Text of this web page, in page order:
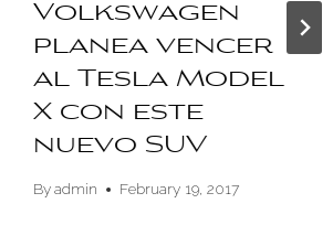
Volkswagen
planea vencer
al Tesla Model
X con este
nuevo SUV
By admin February 19, 2017